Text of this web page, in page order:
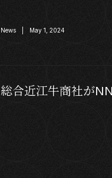
News | May 1, 2024
総合近江牛商社が